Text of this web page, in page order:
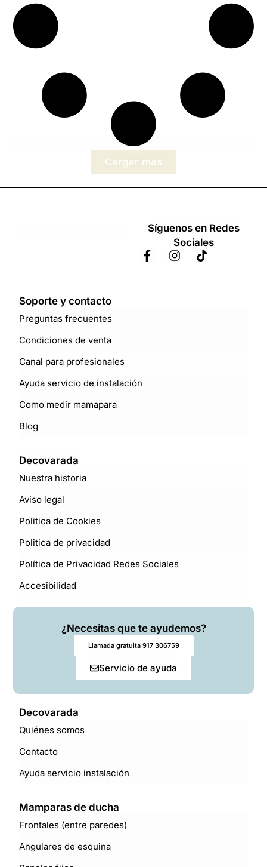
Cargar más
Síguenos en Redes
Sociales
Soporte y contacto
Preguntas frecuentes
Condiciones de venta
Canal para profesionales
Ayuda servicio de instalación
Como medir mamapara
Blog
Decovarada
Nuestra historia
Aviso legal
Politica de Cookies
Politica de privacidad
Política de Privacidad Redes Sociales
Accesibilidad
¿Necesitas que te ayudemos?
Llamada gratuita 917 306759
Servicio de ayuda
Decovarada
Quiénes somos
Contacto
Ayuda servicio instalación
Mamparas de ducha
Frontales (entre paredes)
Angulares de esquina